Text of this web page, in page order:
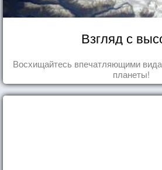
Взгляд с
Восхищайтесь впечатляющими
планеты!